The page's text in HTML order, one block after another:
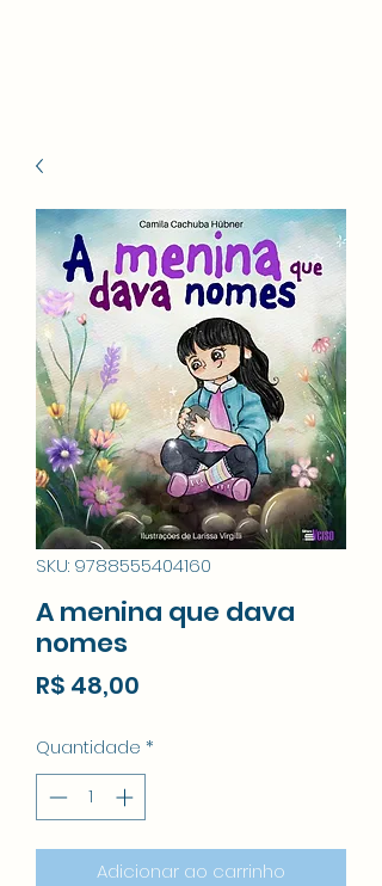
SKU: 9788555404160
A menina que dava
nomes
R$ 48,00
Quantidade *
Adicionar ao carrinho